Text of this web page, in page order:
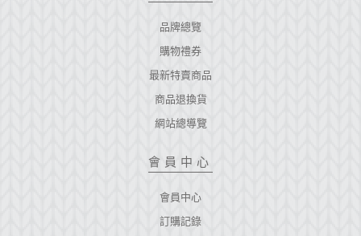
品牌總覽
購物禮券
最新特賣商品
商品退換貨
網站總導覽
會員中心
會員中心
訂購記錄